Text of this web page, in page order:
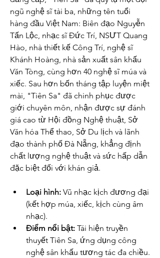
ngũ nghệ sĩ tài ba, những tên tuổi
hàng đầu Việt Nam: Biên đạo Nguyễn
Tấn Lộc, nhạc sĩ Đức Trí, NSƯT Quang
Hào, nhà thiết kế Công Trí, nghệ sĩ
Khánh Hoàng, nhà sản xuất sân khấu
Văn Tòng, cùng hơn 40 nghệ sĩ múa và
xiếc. Sau hơn bốn tháng tập luyện miệt
mài, "Tiên Sa" đã chinh phục được
giới chuyên môn, nhận được sự đánh
giá cao từ Hội đồng Nghệ thuật, Sở
Văn hóa Thể thao, Sở Du lịch và lãnh
đạo thành phố Đà Nẵng, khẳng định
chất lượng nghệ thuật và sức hấp dẫn
đặc biệt đối với khán giả.
Loại hình: Vũ nhạc kịch đương đại
(kết hợp múa, xiếc, kịch cùng âm
nhạc).
Điểm nổi bật: Tái hiện truyền
thuyết Tiên Sa, ứng dụng công
nghệ sân khấu tương tác đa chiều.